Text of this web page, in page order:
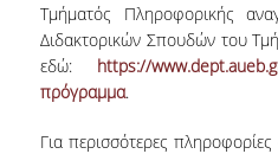
Τμήματός Πληροφορικής
Διδακτορικών Σπουδών του
εδώ: https://
πρόγραμμα.
Για περισσότερες